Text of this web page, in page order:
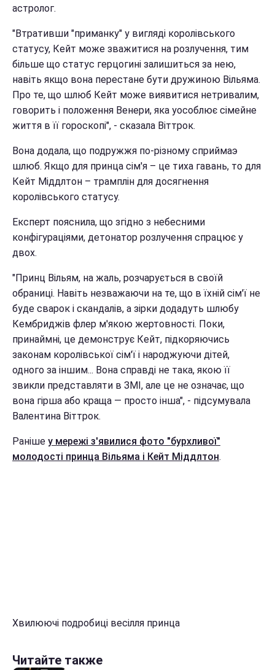
астролог.
"Втративши "приманку" у вигляді королівського
статусу, Кейт може зважитися на розлучення, тим
більше що статус герцогині залишиться за нею,
навіть якщо вона перестане бути дружиною Вільяма.
Про те, що шлюб Кейт може виявитися нетривалим,
говорить і положення Венери, яка уособлює сімейне
життя в її гороскопі", - сказала Віттрок.
Вона додала, що подружжя по-різному сприймаэ
шлюб. Якщо для принца сім'я – це тиха гавань, то для
Кейт Міддлтон – трамплін для досягнення
королівського статусу.
Експерт пояснила, що згідно з небесними
конфігураціями, детонатор розлучення спрацює у
двох.
"Принц Вільям, на жаль, розчарується в своїй
обраниці. Навіть незважаючи на те, що в їхній сім'ї не
буде сварок і скандалів, а зірки додадуть шлюбу
Кембриджів флер м'якою жертовності. Поки,
принаймні, це демонструє Кейт, підкоряючись
законам королівської сім'ї і народжуючи дітей,
одного за іншим... Вона справді не така, якою її
звикли представляти в ЗМІ, але це не означає, що
вона гірша або краща — просто інша", - підсумувала
Валентина Віттрок.
Раніше у мережі з'явилися фото "бурхливої"
молодості принца Вільяма і Кейт Міддлтон.
Хвилюючі подробиці весілля принца
Читайте также